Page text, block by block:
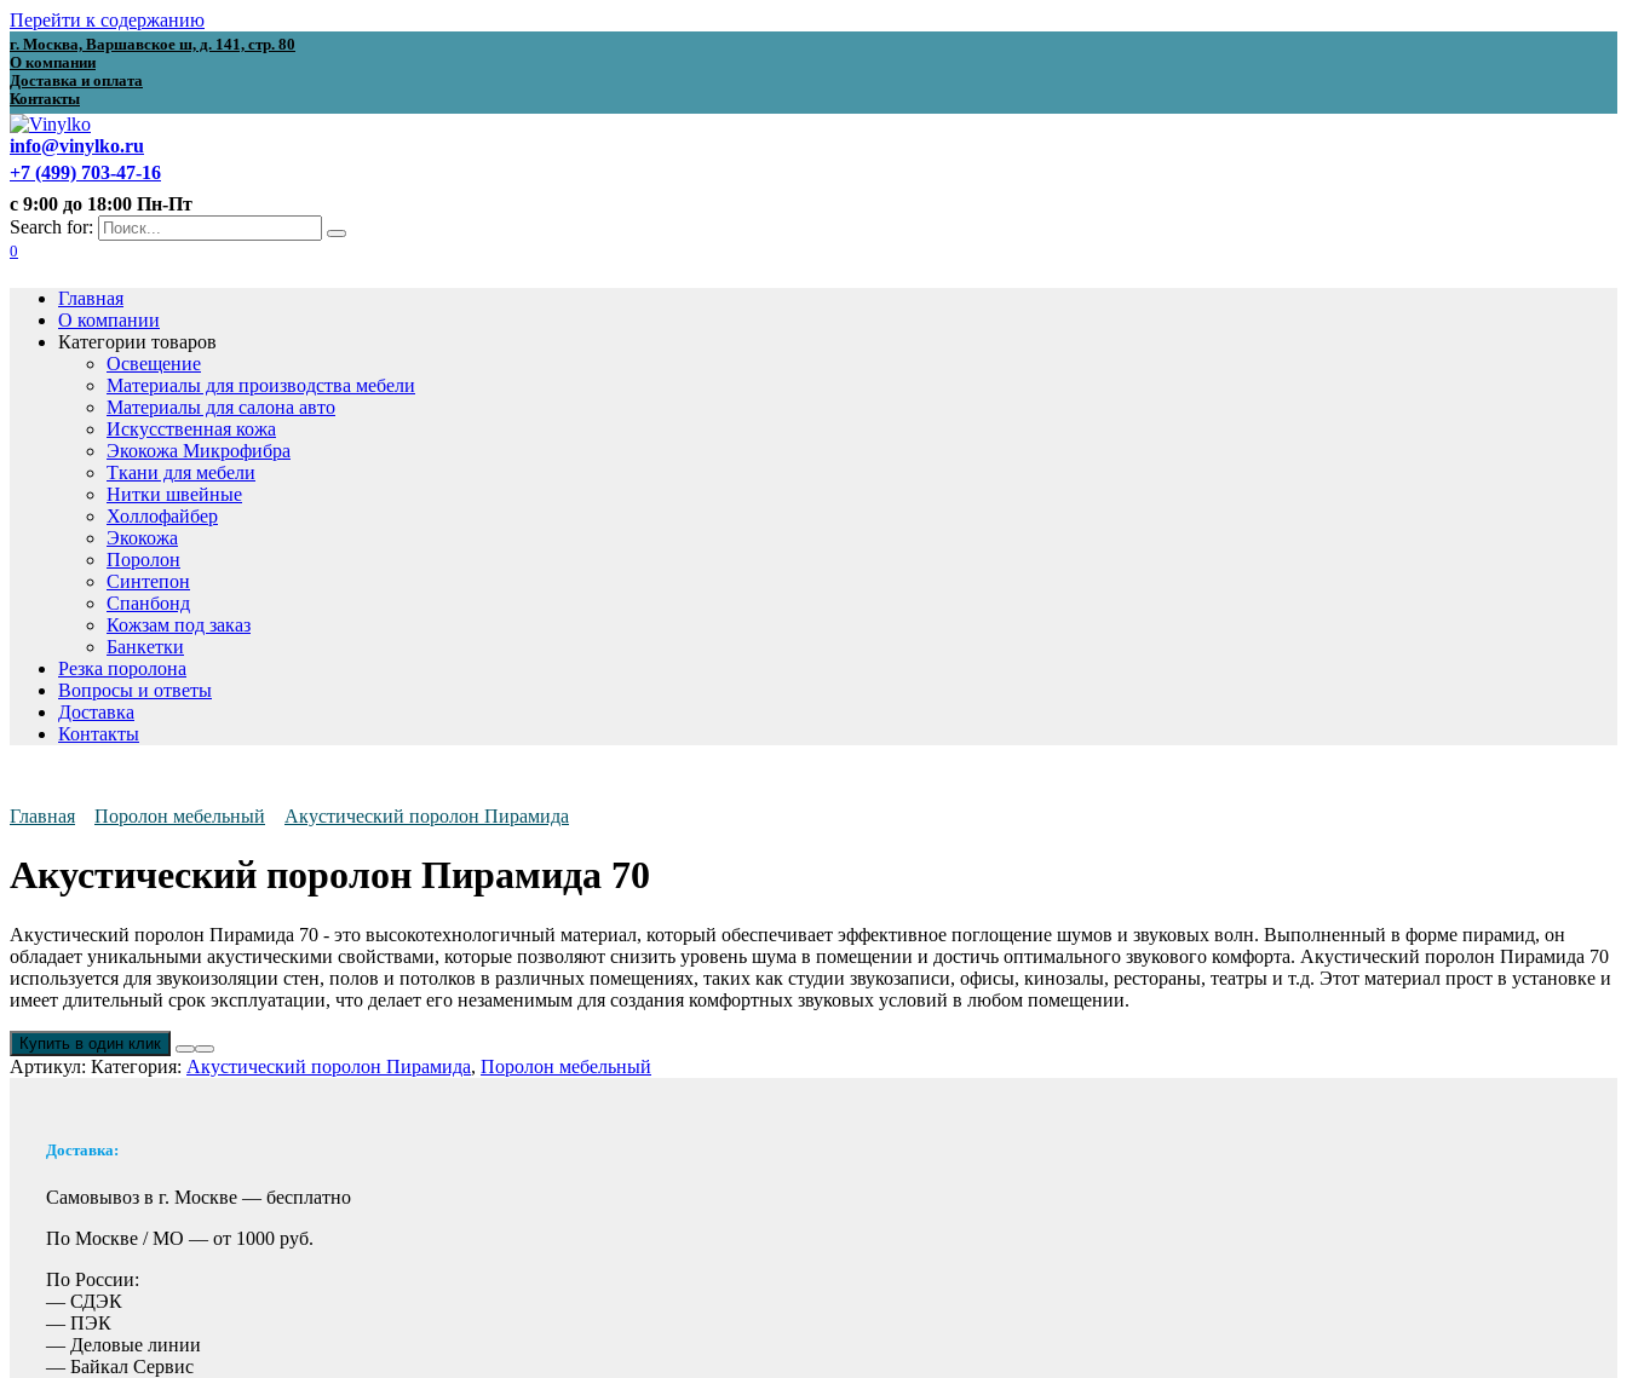
Перейти к содержанию
г. Москва, Варшавское ш, д. 141, стр. 80
О компании
Доставка и оплата
Контакты
info@vinylko.ru
+7 (499) 703-47-16
с 9:00 до 18:00 Пн-Пт
Search for:
0
Главная
О компании
Категории товаров
Освещение
Материалы для производства мебели
Материалы для салона авто
Искусственная кожа
Экокожа Микрофибра
Ткани для мебели
Нитки швейные
Холлофайбер
Экокожа
Поролон
Синтепон
Спанбонд
Кожзам под заказ
Банкетки
Резка поролона
Вопросы и ответы
Доставка
Контакты
Главная Поролон мебельный Акустический поролон Пирамида
Акустический поролон Пирамида 70
Акустический поролон Пирамида 70 - это высокотехнологичный материал, который обеспечивает эффективное поглощение шумов и звуковых волн. Выполненный в форме пирамид, он
обладает уникальными акустическими свойствами, которые позволяют снизить уровень шума в помещении и достичь оптимального звукового комфорта. Акустический поролон Пирамида 70
используется для звукоизоляции стен, полов и потолков в различных помещениях, таких как студии звукозаписи, офисы, кинозалы, рестораны, театры и т.д. Этот материал прост в установке и
имеет длительный срок эксплуатации, что делает его незаменимым для создания комфортных звуковых условий в любом помещении.
Купить в один клик
Артикул: Категория: Акустический поролон Пирамида, Поролон мебельный
Доставка:
Самовывоз в г. Москве — бесплатно
По Москве / МО — от 1000 руб.
По России:
— СДЭК
— ПЭК
— Деловые линии
— Байкал Сервис